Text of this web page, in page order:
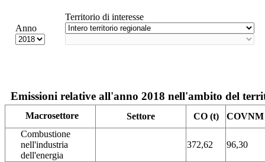
Anno
Territorio di interesse
Emissioni relative all'anno 2018 nell'ambito del
Macrosettore Settore CO (t)
COVNM
Combustione
nell'industria
dell'energia
372,62 96,30